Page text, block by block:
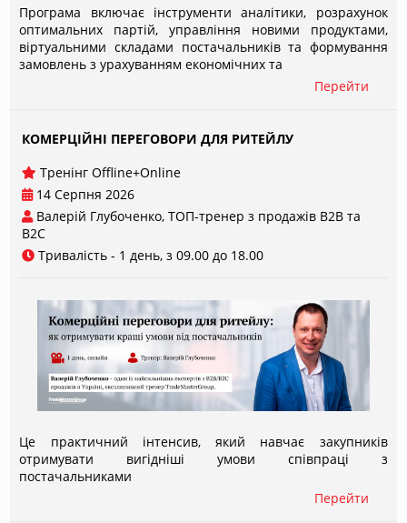
Програма включає інструменти аналітики, розрахунок
оптимальних партій, управління новими продуктами,
віртуальними складами постачальників та формування
замовлень з урахуванням економічних та
Перейти
КОМЕРЦІЙНІ ПЕРЕГОВОРИ ДЛЯ РИТЕЙЛУ
Тренінг Offline+Online
14 Серпня 2026
Валерій Глубоченко, ТОП-тренер з продажів В2В та
B2C
Тривалість - 1 день, з 09.00 до 18.00
Це практичний інтенсив, який навчає закупників
отримувати вигідніші умови співпраці з
постачальниками
Перейти